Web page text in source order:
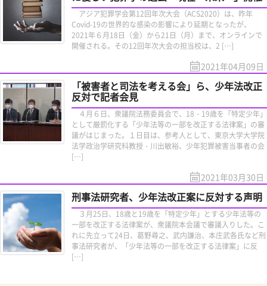
アジア犯罪学会第12回年次大会（ACS2020）は、昨年
Covid-19の世界的な感染の影響により延期となったが、
2021年６月18日（金）から21日（月）まで、オンラインで
開催される。その12回年次大会の担当校は、2 […]
2021年04月09日
「被害者と司法を考える会」ら、少年法改正
反対で記者会見
４月６日、衆議院法務委員会で、18・19歳を「特定少年」
として厳罰化する「少年法等の一部を改正する法律案」の審
議がはじまった。１日目は、参考人として、東京大学大学院
法学政治学研究科教授・川出敏裕、少年犯罪被害当事者の会
[…]
2021年03月30日
刑事法研究者、少年法改正案に反対する声明
３月25日、18歳と19歳を「特定少年」とする少年法等の
一部を改正する法律案が、衆議院本会議で審議入りした。こ
れに先立って24日、葛野尋之、武内謙治、本庄武各氏など刑
事法研究者が、「少年法等の一部を改正する法律案」に反
[…]